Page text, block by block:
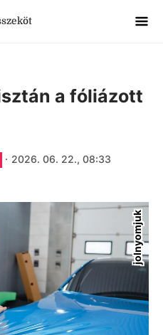
a fóliázott
· 2026. 06. 22., 08:33
jolnyomjuk